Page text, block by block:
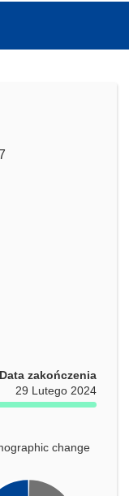
Data zakończenia
29 Lutego 2024
change